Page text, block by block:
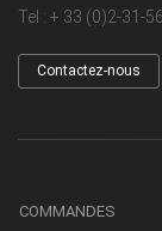
Tel : + 33 (0)2-31-
Contactez-nous
COMMANDES